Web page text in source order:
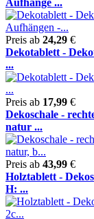
Preis ab 24,29 €
Dekotablett -
...
Preis ab 17,99 €
Dekoschale -
natur ...
Preis ab 43,99 €
Holztablett -
H: ...